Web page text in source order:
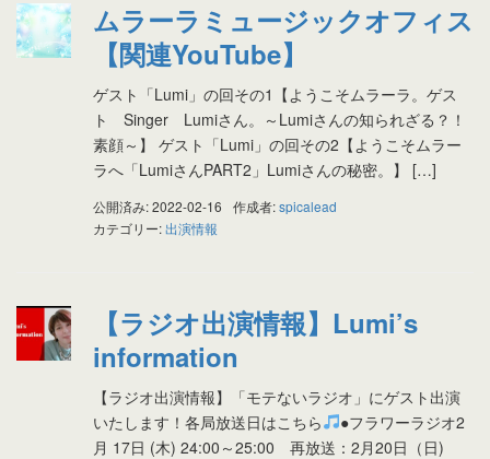
ムラーラミュージックオフィス
【関連YouTube】
ゲスト「Lumi」の回その1【ようこそムラーラ。ゲス
ト Singer Lumiさん。～Lumiさんの知られざる？！
素顔～】 ゲスト「Lumi」の回その2【ようこそムラー
ラへ「LumiさんPART2」Lumiさんの秘密。】 […]
公開済み: 2022-02-16 作成者:spicalead
カテゴリー:出演情報
【ラジオ出演情報】Lumi’s
information
【ラジオ出演情報】「モテないラジオ」にゲスト出演
いたします！各局放送日はこちら
●フラワーラジオ2
月 17日 (木) 24:00～25:00 再放送：2月20日（日)